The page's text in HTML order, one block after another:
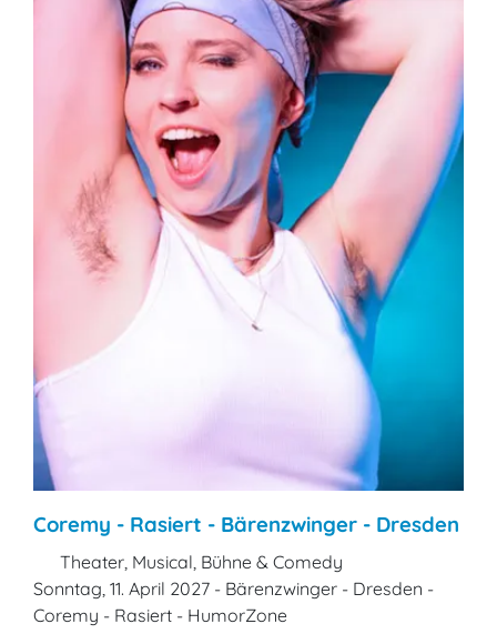
Coremy - Rasiert - Bärenzwinger - Dresden
Theater, Musical, Bühne & Comedy
Sonntag, 11. April 2027 - Bärenzwinger - Dresden -
Coremy - Rasiert - HumorZone